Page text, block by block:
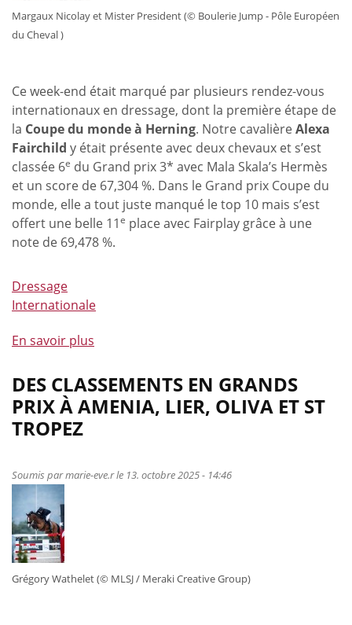
Lion
!
Margaux Nicolay et Mister President (© Boulerie Jump - Pôle Européen
du Cheval )
Ce week-end était marqué par plusieurs rendez-vous
internationaux en dressage, dont la première étape de
la Coupe du monde à Herning. Notre cavalièreAlexa
Fairchild y était présente avec deux chevaux et s’est
classée 6e du Grand prix 3* avec Mala Skala’s Hermès
et un score de 67,304 %. Dans le Grand prix Coupe du
monde, elle a tout juste manqué le top 10 mais s’est
offert une belle 11e place avec Fairplay grâce à une
note de 69,478 %.
Dressage
Internationale
En savoir plus
de
Victoire
et
CDI
DES CLASSEMENTS EN GRANDS
PRIX À AMENIA, LIER, OLIVA ET ST
TROPEZ
Soumis parmarie-eve.rle 13. octobre 2025 - 14:46
Grégory Wathelet (© MLSJ / Meraki Creative Group)